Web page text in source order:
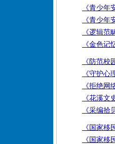
《青少年
《青少年
《逻辑
《金色
《防范
《守护
《拒绝
《花溪文
《采编拾
《国家
《国家